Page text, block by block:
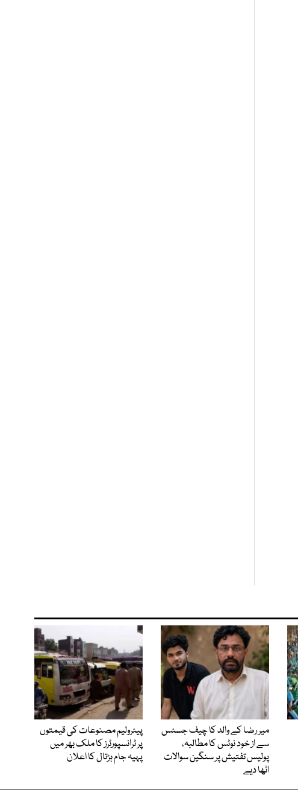
میر رضا کے والد کا چیف جسٹس
سے از خود نوٹس کا مطالبہ،
پولیس تفتیش پر سنگین سوالات
اٹھا دیے
پیٹرولیم مصنوعات کی قیمتوں
پر ٹرانسپورٹرز کا ملک بھر میں
پہیہ جام ہڑتال کا اعلان